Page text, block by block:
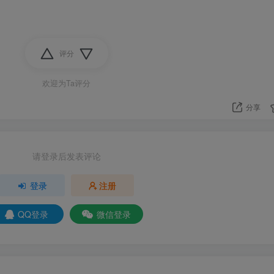
评分
欢迎为Ta评分
分享
请登录后发表评论
登录 注册
QQ登录 微信登录